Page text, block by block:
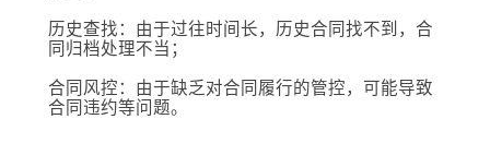
历史查找：由于过往时间长，历史合同找不到，合
同归档处理不当；
合同风控：由于缺乏对合同履行的管控，可能导致
合同违约等问题。